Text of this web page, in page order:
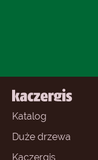
Katalog
Duże drzewa
Kaczergis